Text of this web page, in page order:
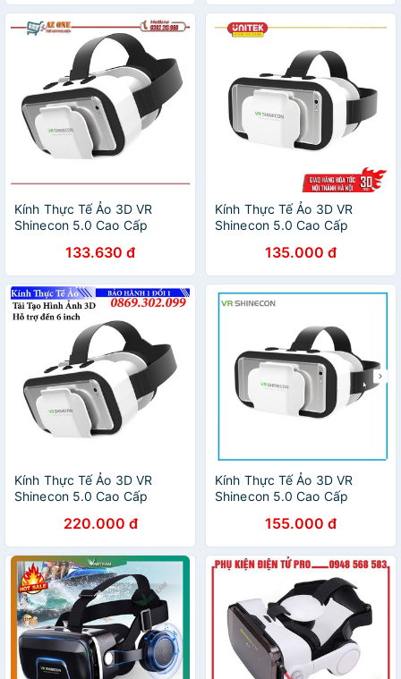
Kính Thực Tế Ảo 3D VR
Shinecon 5.0 Cao Cấp
133.630 đ
Kính Thực Tế Ảo 3D VR
Shinecon 5.0 Cao Cấp
135.000 đ
Kính Thực Tế Ảo 3D VR
Shinecon 5.0 Cao Cấp
220.000 đ
Kính Thực Tế Ảo 3D VR
Shinecon 5.0 Cao Cấp
155.000 đ